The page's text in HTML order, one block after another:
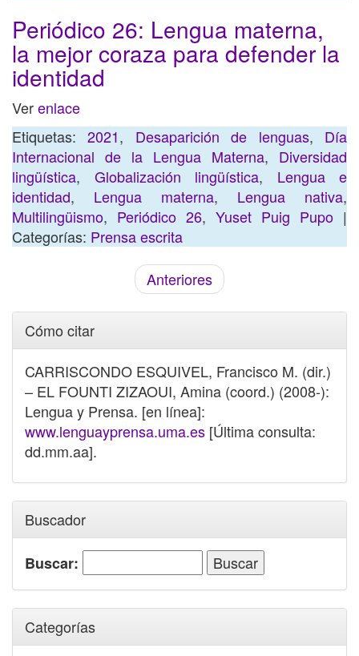
Periódico 26: Lengua materna,
la mejor coraza para defender la
identidad
Verenlace
Etiquetas:2021, Desaparición de lenguas, Día
Internacional de la Lengua Materna, Diversidad
lingüística, Globalización lingüística, Lengua e
identidad, Lengua materna, Lengua nativa,
Multilingüismo, Periódico 26, Yuset Puig Pupo |
Categorías: Prensa escrita
Anteriores
Cómo citar
CARRISCONDO ESQUIVEL, Francisco M. (dir.)
– EL FOUNTI ZIZAOUI, Amina (coord.) (2008-):
Lengua y Prensa. [en línea]:
www.lenguayprensa.uma.es [Última consulta:
dd.mm.aa].
Buscador
Buscar:
Categorías